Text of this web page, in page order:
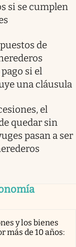
si se cumplen
de
si el
una cláusula
el
quedar sin
pasan a ser
y los bienes
más de 10 años: